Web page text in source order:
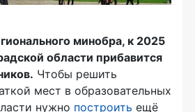
минобра, к 2025
области прибавится
Чтобы решить
мест в образовательных
нужно построить ещё